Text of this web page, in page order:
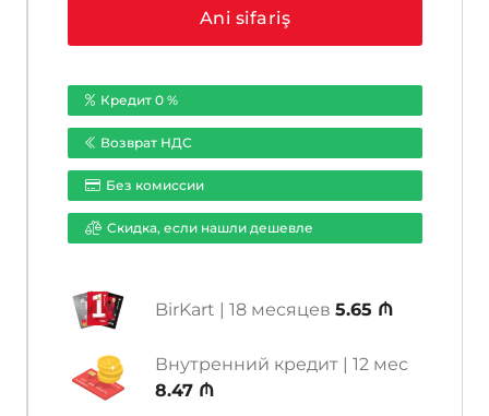
(8
mm)
Ani sifariş
Кредит 0 %
Возврат НДС
Без комиссии
Cкидка, если нашли дешевле
BirKart | 18 месяцев 5.65 ₼
Внутренний кредит | 12 мес
8.47 ₼